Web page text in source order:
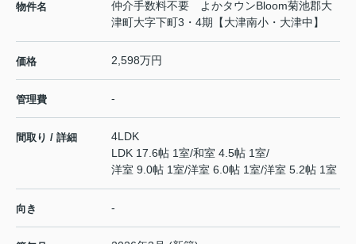
物件名
仲介手数料不要 よかタウンBloom菊池郡大
津町大字下町3・4期【大津南小・大津中】
価格 2,598万円
管理費 -
間取り / 詳細
4LDK
LDK 17.6帖 1室/和室 4.5帖 1室/
洋室 9.0帖 1室/洋室 6.0帖 1室/洋室 5.2帖 1室
向き -